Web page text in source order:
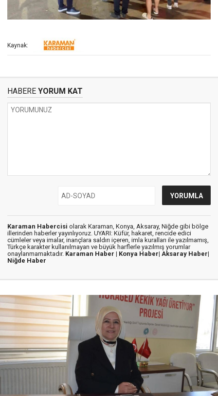
Kaynak:
HABERE YORUM KAT
Karaman Habercisi olarak Karaman, Konya, Aksaray, Niğde gibi bölge
illerinden haberler yayınlıyoruz. UYARI: Küfür, hakaret, rencide edici
cümleler veya imalar, inançlara saldırı içeren, imla kuralları ile yazılmamış,
Türkçe karakter kullanılmayan ve büyük harflerle yazılmış yorumlar
onaylanmamaktadır. Karaman Haber | Konya Haber| Aksaray Haber|
Niğde Haber